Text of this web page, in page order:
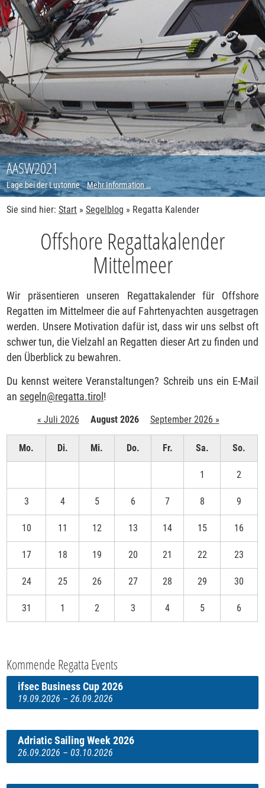
AASW2021
Lage bei der LuvtonneMehr Information …
Sie sind hier:Start »Segelblog » Regatta Kalender
Offshore Regattakalender
Mittelmeer
Wir präsentieren unseren Regattakalender für Offshore
Regatten im Mittelmeer die auf Fahrtenyachten ausgetragen
werden. Unsere Motivation dafür ist, dass wir uns selbst oft
schwer tun, die Vielzahl an Regatten dieser Art zu finden und
den Überblick zu bewahren.
Du kennst weitere Veranstaltungen? Schreib uns ein E-Mail
an segeln@regatta.tirol !
« Juli 2026 August 2026 September 2026 »
Mo. Di. Mi. Do. Fr. Sa. So.
1 2
3 4 5 6 7 8 9
10 11 12 13 14 15 16
17 18 19 20 21 22 23
24 25 26 27 28 29 30
31 1 2 3 4 5 6
Kommende Regatta Events
ifsec Business Cup 2026
19.09.2026 – 26.09.2026
Adriatic Sailing Week 2026
26.09.2026 – 03.10.2026